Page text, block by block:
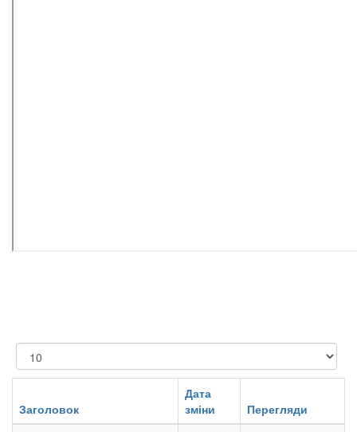
Показувати
Заголовок
Дата
зміни
Перегляди